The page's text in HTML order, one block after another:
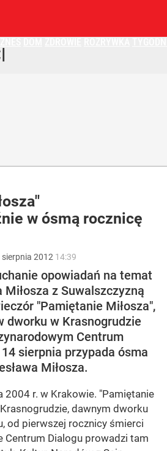
w ósmą rocznicę
sierpnia 2012 14:39
opowiadań na temat
Miłosza z Suwalszczyzną
"Pamiętanie Miłosza",
dworku w Krasnogrudzie
Centrum
sierpnia przypada ósma
Miłosza.
2004 r. w Krakowie. "Pamiętanie
dawnym dworku
od pierwszej rocznicy śmierci
Centrum Dialogu prowadzi tam